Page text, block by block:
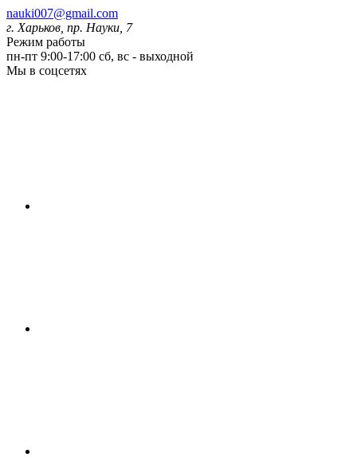
nauki007@gmail.com
г. Харьков, пр. Науки, 7
Режим работы
пн-пт 9:00-17:00 сб, вс - выходной
Мы в соцсетях